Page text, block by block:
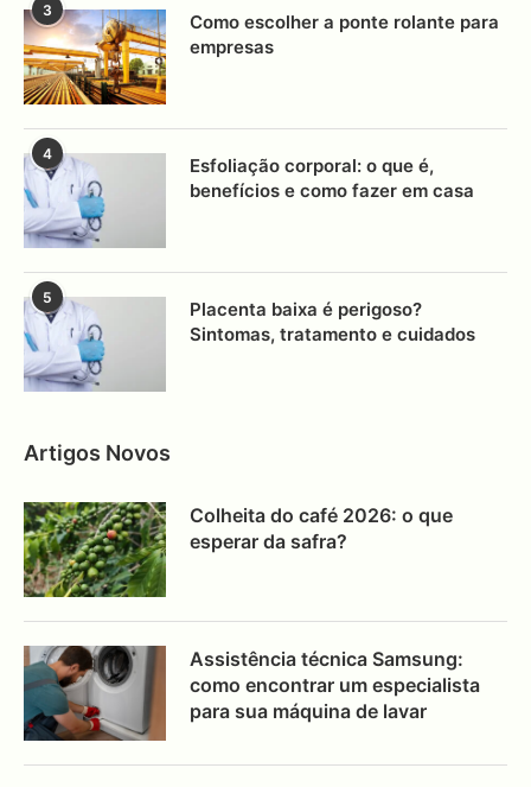
3
Como escolher a ponte rolante para
empresas
4
Esfoliação corporal: o que é,
benefícios e como fazer em casa
5
Placenta baixa é perigoso?
Sintomas, tratamento e cuidados
Artigos Novos
Colheita do café 2026: o que
esperar da safra?
Assistência técnica Samsung:
como encontrar um especialista
para sua máquina de lavar